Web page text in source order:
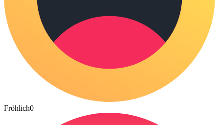
Fröhlich0